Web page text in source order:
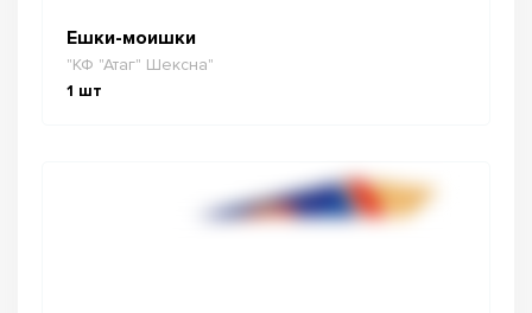
Ешки-моишки
"КФ "Атаг" Шексна"
1 шт